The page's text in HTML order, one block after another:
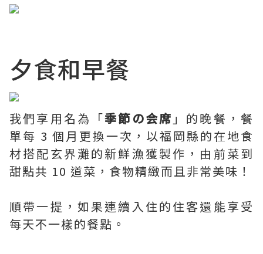
夕食和早餐
我們享用名為「季節の会席 」的晚餐，餐
單每 3 個月更換一次，以福岡縣的在地食
材搭配玄界灘的新鮮漁獲製作，由前菜到
甜點共 10 道菜，食物精緻而且非常美味！
順帶一提，如果連續入住的住客還能享受
每天不一樣的餐點。